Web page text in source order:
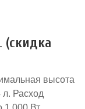
(скидка
высота
Расход